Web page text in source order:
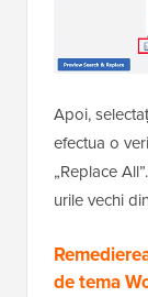
Apoi,
efectua o
„Replace
urile vechi
de tema